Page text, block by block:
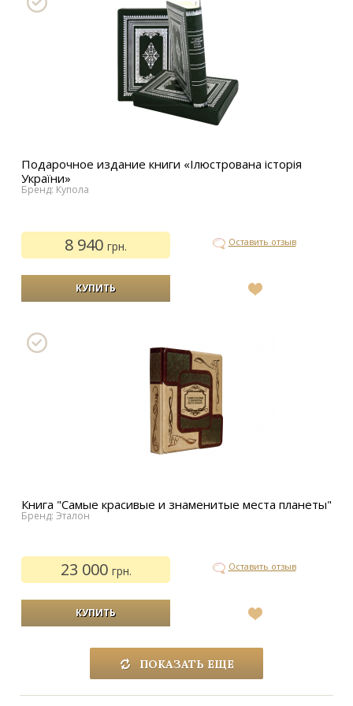
Подарочное издание книги «Ілюстрована історія
України»
Бренд: Купола
8 940грн. Оставить отзыв
Книга "Самые красивые и знаменитые места планеты"
Бренд: Эталон
23 000 грн. Оставить отзыв
желаний
ПОКАЗАТЬ ЕЩЕ